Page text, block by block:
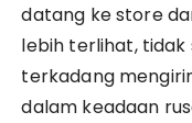
datang ke store
lebih terlihat,
terkadang
dalam keadaan